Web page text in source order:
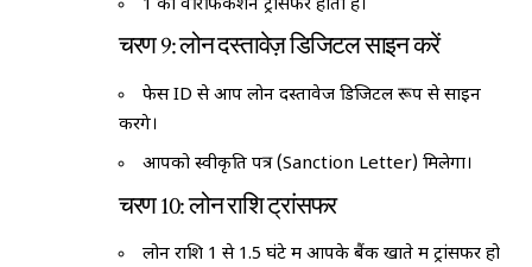
₹1 का वेरिफिकेशन ट्रांसफर होता है।
चरण 9: लोन दस्तावेज़ डिजिटल साइन करें
फेस ID से आप लोन दस्तावेज डिजिटल रूप से साइन
करेंगे।
आपको स्वीकृति पत्र (Sanction Letter) मिलेगा।
चरण 10: लोन राशि ट्रांसफर
लोन राशि 1 से 1.5 घंटे में आपके बैंक खाते में ट्रांसफर हो